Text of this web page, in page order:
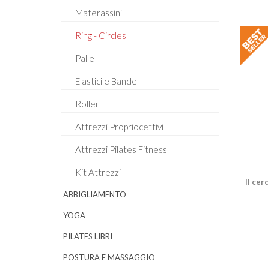
Materassini
Ring - Circles
Palle
Elastici e Bande
Roller
Attrezzi Propriocettivi
Attrezzi Pilates Fitness
Kit Attrezzi
ABBIGLIAMENTO
YOGA
PILATES LIBRI
POSTURA E MASSAGGIO
Il